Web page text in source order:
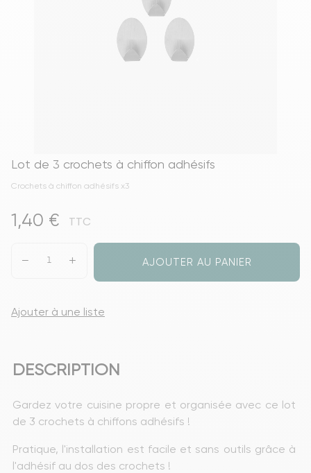
Lot de 3 crochets à chiffon adhésifs
Crochets à chiffon adhésifs x3
1,40 € TTC
AJOUTER AU PANIER
Ajouter à une liste
DESCRIPTION
Gardez votre cuisine propre et organisée avec ce lot
de 3 crochets à chiffons adhésifs !
Pratique, l'installation est facile et sans outils grâce à
l'adhésif au dos des crochets !